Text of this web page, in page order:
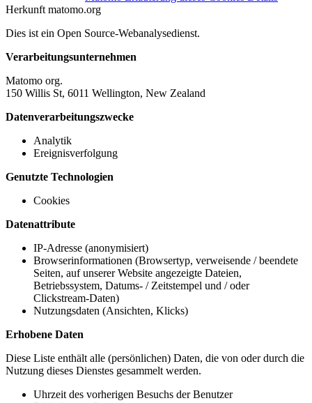
Herkunft matomo.org
Dies ist ein Open Source-Webanalysedienst.
Verarbeitungsunternehmen
Matomo org.
150 Willis St, 6011 Wellington, New Zealand
Datenverarbeitungszwecke
Analytik
Ereignisverfolgung
Genutzte Technologien
Cookies
Datenattribute
IP-Adresse (anonymisiert)
Browserinformationen (Browsertyp, verweisende / beendete
Seiten, auf unserer Website angezeigte Dateien,
Betriebssystem, Datums- / Zeitstempel und / oder
Clickstream-Daten)
Nutzungsdaten (Ansichten, Klicks)
Erhobene Daten
Diese Liste enthält alle (persönlichen) Daten, die von oder durch die
Nutzung dieses Dienstes gesammelt werden.
Uhrzeit des vorherigen Besuchs der Benutzer